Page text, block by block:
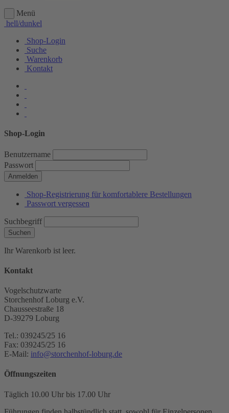
Menü
hell/dunkel
Shop-Login
Suche
Warenkorb
Kontakt
Shop-Login
Benutzername
Passwort
Anmelden
Shop-Registrierung für komfortablere Bestellungen
Passwort vergessen
Suchbegriff
Suchen
Ihr Warenkorb ist leer.
Kontakt
Vogelschutzwarte
Storchenhof Loburg e.V.
Chausseestraße 18
D-39279 Loburg
Tel.: 039245/25 16
Fax: 039245/25 16
E-Mail: info@storchenhof-loburg.de
Öffnungszeiten
Täglich 10.00 Uhr bis 17.00 Uhr